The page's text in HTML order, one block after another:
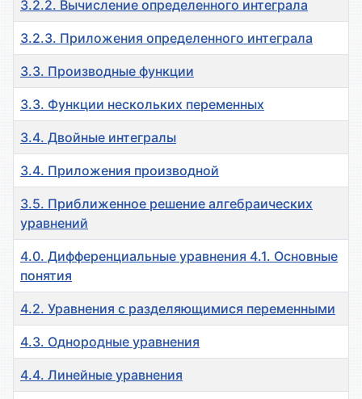
3.2.2. Вычисление определенного интеграла
3.2.3. Приложения определенного интеграла
3.3. Производные функции
3.3. Функции нескольких переменных
3.4. Двойные интегралы
3.4. Приложения производной
3.5. Приближенное решение алгебраических
уравнений
4.0. Дифференциальные уравнения 4.1. Основные
понятия
4.2. Уравнения с разделяющимися переменными
4.3. Однородные уравнения
4.4. Линейные уравнения